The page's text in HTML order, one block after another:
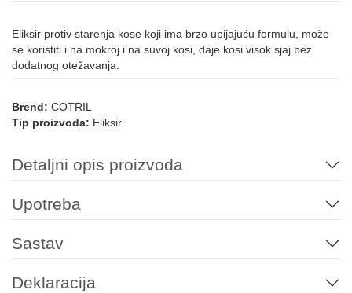
Eliksir protiv starenja kose koji ima brzo upijajuću formulu, može
se koristiti i na mokroj i na suvoj kosi, daje kosi visok sjaj bez
dodatnog otežavanja.
Brend: COTRIL
Tip proizvoda: Eliksir
Detaljni opis proizvoda
Upotreba
Sastav
Deklaracija